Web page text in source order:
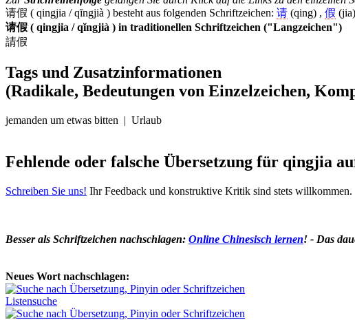
请假 ( qingjia / qĭngjià ) besteht aus folgenden Schriftzeichen: 请 (qing) , 假 (jia)
请假 ( qingjia / qĭngjià ) in traditionellen Schriftzeichen ("Langzeichen")
請假
Tags und Zusatzinformationen
(Radikale, Bedeutungen von Einzelzeichen,
jemanden um etwas bitten | Urlaub
Fehlende oder falsche Übersetzung für qingjia
Schreiben Sie uns! Ihr Feedback und konstruktive Kritik sind stets willkommen.
Besser als Schriftzeichen nachschlagen: Online Chinesisch lernen! - Das
Neues Wort nachschlagen:
Listensuche